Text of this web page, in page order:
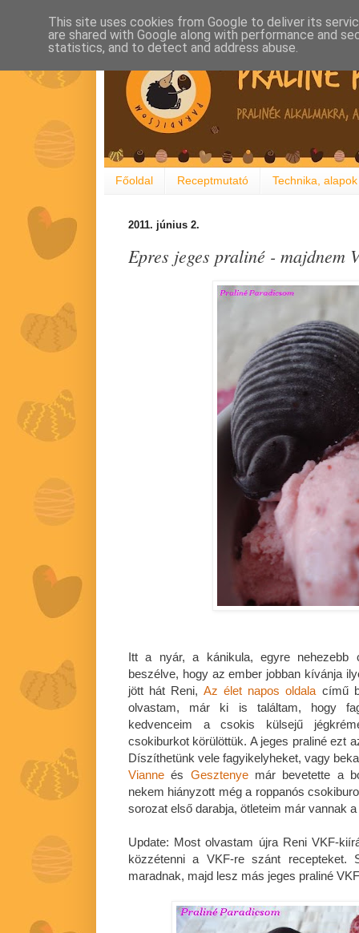
Főoldal Receptmutató Technika, alapok
2011. június 2.
Epres jeges praliné - majdnem
Itt a nyár, a kánikula, egyre nehezebb
beszélve, hogy az ember jobban kívánja
jött hát Reni, Az élet napos oldalacímű
olvastam, már ki is találtam, hogy
kedvenceim a csokis külsejű
csokiburkot körülöttük. A jeges praliné ezt
Díszíthetünk vele fagyikelyheket, vagy
Vianne és Gesztenyemár bevetette a
nekem hiányzott még a roppanós
sorozat első darabja, ötleteim már vannak
Update: Most olvastam újra Reni VKF-
közzétenni a VKF-re szánt
maradnak, majd lesz más jeges praliné
This site uses cookies from Google to deliver its
are shared with Google along with performance and
statistics, and to detect and address abuse.